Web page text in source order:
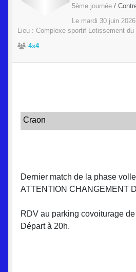
5ème journée /
Le mardi 30 juin 2026
Lieu : Complexe sportif Lotissement du
4x4
Craon
Dernier match de la phase
ATTENTION CHANGEMENT
RDV au parking covoiturage
Départ à 20h.